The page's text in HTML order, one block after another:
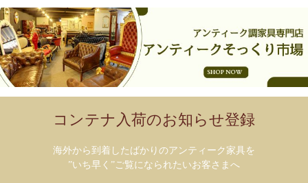
コンテナ入荷のお知らせ登録
海外から到着したばかりのアンティーク家具を
”いち早く”ご覧になられたいお客さまへ